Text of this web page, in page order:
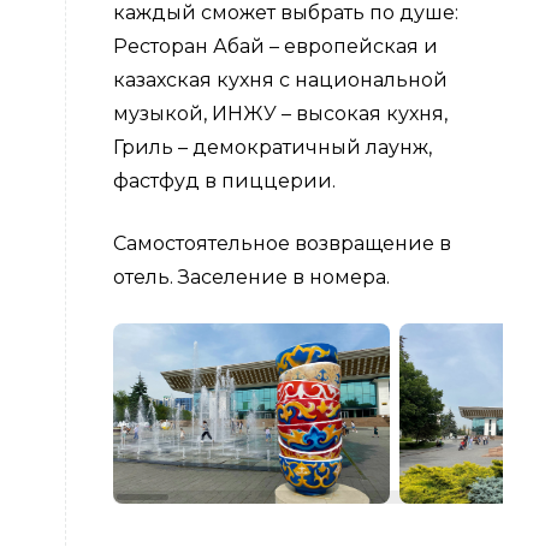
каждый сможет выбрать по душе:
Ресторан Абай – европейская и
казахская кухня с национальной
музыкой, ИНЖУ – высокая кухня,
Гриль – демократичный лаунж,
фастфуд в пиццерии.
Самостоятельное возвращение в
отель. Заселение в номера.